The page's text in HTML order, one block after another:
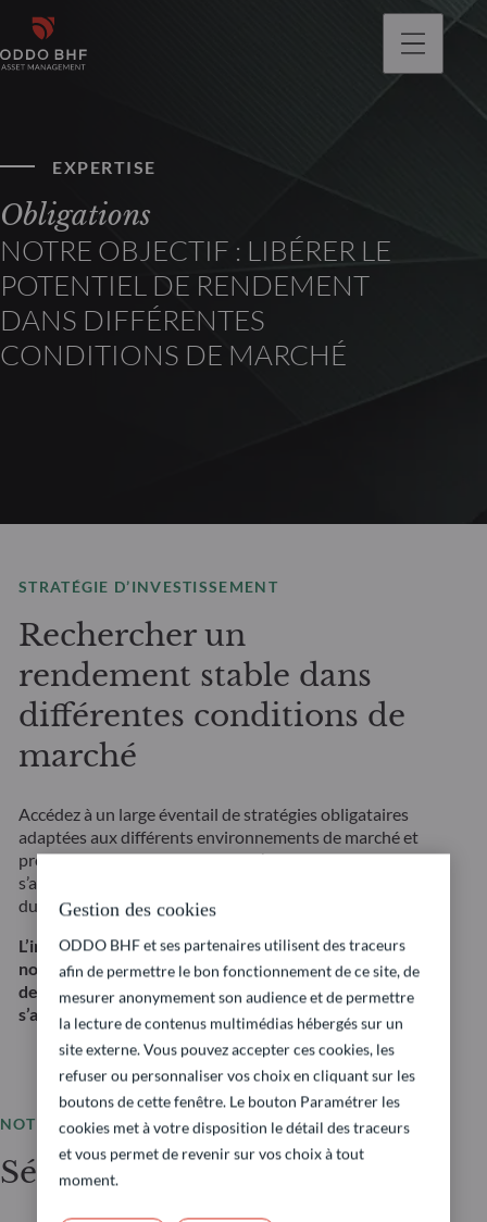
EXPERTISE
Obligations
NOTRE OBJECTIF : LIBÉRER LE
POTENTIEL DE RENDEMENT
DANS DIFFÉRENTES
CONDITIONS DE MARCHÉ
STRATÉGIE D’INVESTISSEMENT
Rechercher un
rendement stable dans
différentes conditions de
marché
Accédez à un large éventail de stratégies obligataires
adaptées aux différents environnements de marché et
profils de risque. Nos solutions d’investissement
s’appuient sur une analyse fondamentale approfondie
du crédit et font une large part à la gestion des risques.
L’investissement dans cette stratégie présente
notamment un risque de perte en capital ainsi que
des risques liés aux taux d’intérêt et au crédit. Il ne
s’agit pas d’une recommandation d’investissement.
NOTRE OFFRE
Sélection de fonds
Gestion des cookies
ODDO BHF et ses partenaires utilisent des traceurs
afin de permettre le bon fonctionnement de ce site, de
mesurer anonymement son audience et de permettre
la lecture de contenus multimédias hébergés sur un
site externe. Vous pouvez accepter ces cookies, les
refuser ou personnaliser vos choix en cliquant sur les
boutons de cette fenêtre. Le bouton Paramétrer les
cookies met à votre disposition le détail des traceurs
et vous permet de revenir sur vos choix à tout
moment.